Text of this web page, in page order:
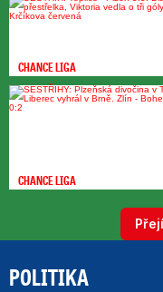
CHANCE LIGA
CHANCE LIGA
POLITIKA